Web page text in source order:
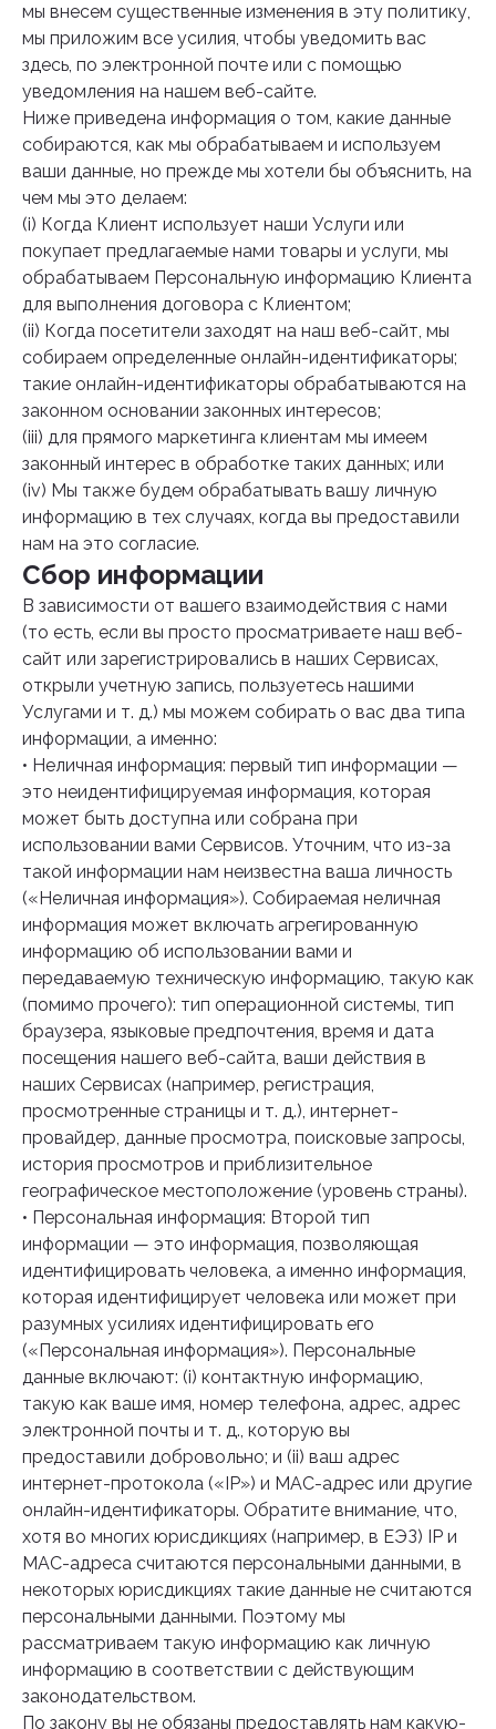
мы внесем существенные изменения в эту политику,
мы приложим все усилия, чтобы уведомить вас
здесь, по электронной почте или с помощью
уведомления на нашем веб-сайте.
Ниже приведена информация о том, какие данные
собираются, как мы обрабатываем и используем
ваши данные, но прежде мы хотели бы объяснить, на
чем мы это делаем:
(i) Когда Клиент использует наши Услуги или
покупает предлагаемые нами товары и услуги, мы
обрабатываем Персональную информацию Клиента
для выполнения договора с Клиентом;
(ii) Когда посетители заходят на наш веб-сайт, мы
собираем определенные онлайн-идентификаторы;
такие онлайн-идентификаторы обрабатываются на
законном основании законных интересов;
(iii) для прямого маркетинга клиентам мы имеем
законный интерес в обработке таких данных; или
(iv) Мы также будем обрабатывать вашу личную
информацию в тех случаях, когда вы предоставили
нам на это согласие.
Сбор информации
В зависимости от вашего взаимодействия с нами
(то есть, если вы просто просматриваете наш веб-
сайт или зарегистрировались в наших Сервисах,
открыли учетную запись, пользуетесь нашими
Услугами и т. д.) мы можем собирать о вас два типа
информации, а именно:
• Неличная информация: первый тип информации —
это неидентифицируемая информация, которая
может быть доступна или собрана при
использовании вами Сервисов. Уточним, что из-за
такой информации нам неизвестна ваша личность
(«Неличная информация»). Собираемая неличная
информация может включать агрегированную
информацию об использовании вами и
передаваемую техническую информацию, такую как
(помимо прочего): тип операционной системы, тип
браузера, языковые предпочтения, время и дата
посещения нашего веб-сайта, ваши действия в
наших Сервисах (например, регистрация,
просмотренные страницы и т. д.), интернет-
провайдер, данные просмотра, поисковые запросы,
история просмотров и приблизительное
географическое местоположение (уровень страны).
• Персональная информация: Второй тип
информации — это информация, позволяющая
идентифицировать человека, а именно информация,
которая идентифицирует человека или может при
разумных усилиях идентифицировать его
(«Персональная информация»). Персональные
данные включают: (i) контактную информацию,
такую как ваше имя, номер телефона, адрес, адрес
электронной почты и т. д., которую вы
предоставили добровольно; и (ii) ваш адрес
интернет-протокола («IP») и MAC-адрес или другие
онлайн-идентификаторы. Обратите внимание, что,
хотя во многих юрисдикциях (например, в ЕЭЗ) IP и
MAC-адреса считаются персональными данными, в
некоторых юрисдикциях такие данные не считаются
персональными данными. Поэтому мы
рассматриваем такую информацию как личную
информацию в соответствии с действующим
законодательством.
По закону вы не обязаны предоставлять нам какую-